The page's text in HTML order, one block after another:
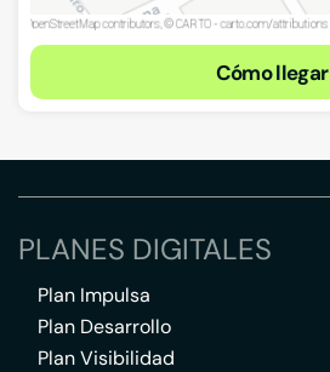
Cómo llegar
PLANES DIGITALES
Plan Impulsa
Plan Desarrollo
Plan Visibilidad